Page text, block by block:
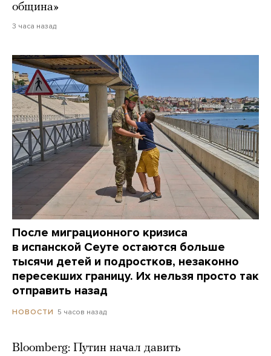
община»
3 часа назад
После миграционного кризиса
в испанской Сеуте остаются больше
тысячи детей и подростков, незаконно
пересекших границу. Их нельзя просто так
отправить назад
НОВОСТИ 5 часов назад
Bloomberg: Путин начал давить